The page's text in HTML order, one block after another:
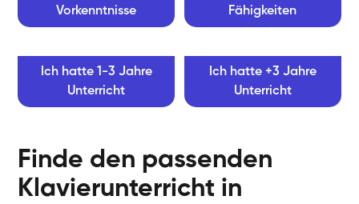
Vorkenntnisse
Fähigkeiten
Ich hatte 1-3 Jahre
Unterricht
Ich hatte +3 Jahre
Unterricht
Finde den passenden
Klavierunterricht in